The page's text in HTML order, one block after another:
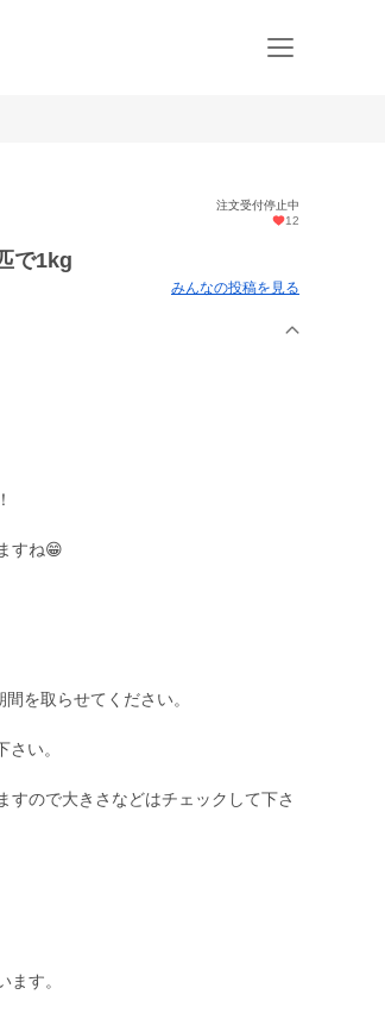
注文受付停止中
12
で1kg
みんなの投稿を見る
すね😁
を取らせてください。
い。
ので大きさなどはチェックして下さ
す。